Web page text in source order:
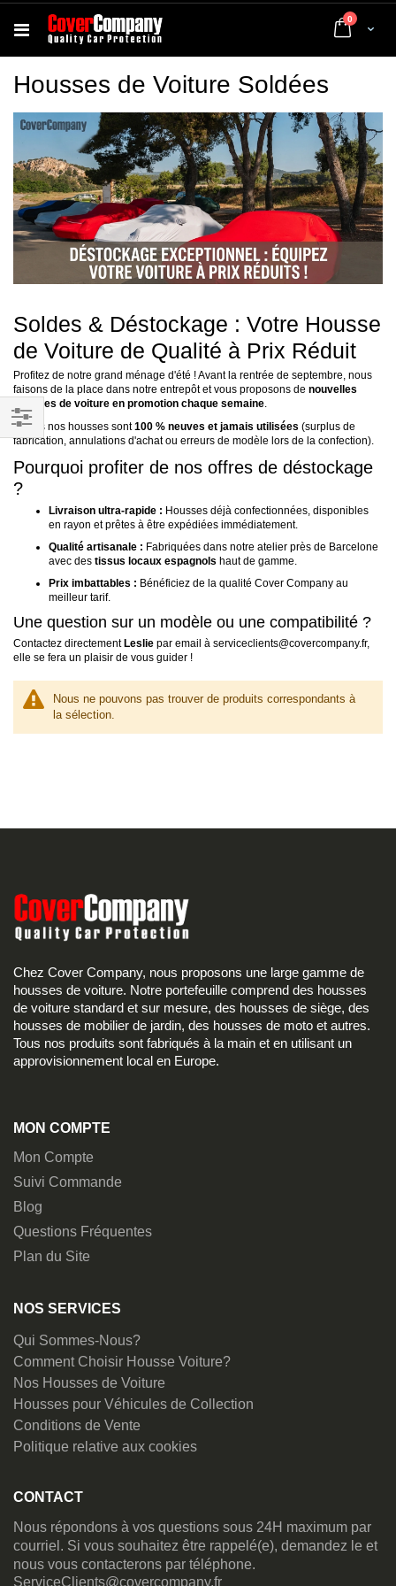
Cart
0 articles
Housses de Voiture Soldées
Soldes & Déstockage : Votre Housse
de Voiture de Qualité à Prix Réduit
Profitez de notre grand ménage d'été ! Avant la rentrée de septembre, nous
faisons de la place dans notre entrepôt et vous proposons de nouvelles
housses de voiture en promotion chaque semaine
Toutes nos housses sont100 % neuves et jamais utilisées (surplus de
fabrication, annulations d'achat ou erreurs de modèle lors de la confection).
Pourquoi profiter de nos offres de déstockage
?
Livraison ultra-rapide : Housses déjà confectionnées, disponibles
en rayon et prêtes à être expédiées immédiatement.
Qualité artisanale : Fabriquées dans notre atelier près de Barcelone
avec des tissus locaux espagnols haut de gamme.
Prix imbattables : Bénéficiez de la qualité Cover Company au
meilleur tarif.
Une question sur un modèle ou une compatibilité ?
Contactez directementLeslie par email à serviceclients@covercompany.fr,
elle se fera un plaisir de vous guider !
Nous ne pouvons pas trouver de produits correspondants à
la sélection.
Filtrer
par
Chez Cover Company, nous proposons une large gamme de
housses de voiture. Notre portefeuille comprend des housses
de voiture standard et sur mesure, des housses de siège, des
housses de mobilier de jardin, des housses de moto et autres.
Tous nos produits sont fabriqués à la main et en utilisant un
approvisionnement local en Europe.
MON COMPTE
Mon Compte
Suivi Commande
Blog
Questions Fréquentes
Plan du Site
NOS SERVICES
Qui Sommes-Nous?
Comment Choisir Housse Voiture?
Nos Housses de Voiture
Housses pour Véhicules de Collection
Conditions de Vente
Politique relative aux cookies
CONTACT
Nous répondons à vos questions sous 24H maximum par
courriel. Si vous souhaitez être rappelé(e), demandez le et
nous vous contacterons par téléphone.
ServiceClients@covercompany.fr